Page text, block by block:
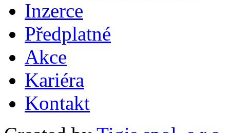
Inzerce
Předplatné
Akce
Kariéra
Kontakt